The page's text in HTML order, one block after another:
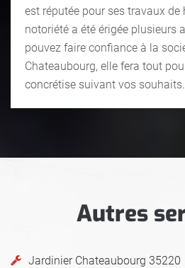
est réputée pour ses travaux de
notoriété a été érigée plusieurs
pouvez faire confiance à la
Chateaubourg, elle fera tout
concrétise suivant vos souhaits.
Autres
Jardinier Chateaubourg 35220